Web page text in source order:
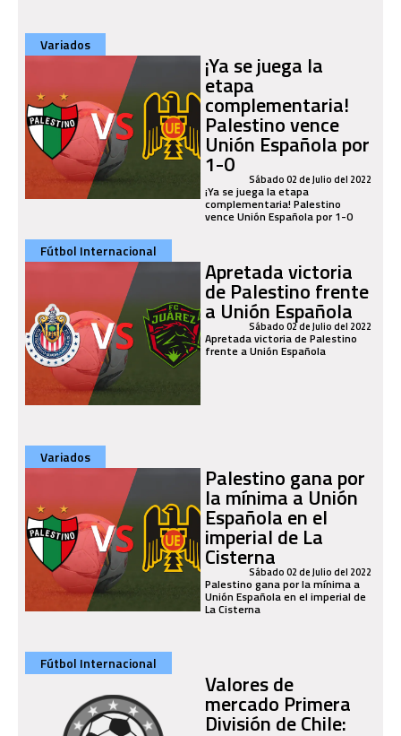
Variados
¡Ya se juega la
etapa
complementaria!
Palestino vence
Unión Española por
1-0 Sábado 02 de Julio del 2022
¡Ya se juega la etapa
complementaria! Palestino
vence Unión Española por 1-0
Fútbol Internacional
Apretada victoria
de Palestino frente
a Unión Española
Sábado 02 de Julio del 2022
Apretada victoria de Palestino
frente a Unión Española
Variados
Palestino gana por
la mínima a Unión
Española en el
imperial de La
CisternaSábado 02 de Julio del 2022
Palestino gana por la mínima a
Unión Española en el imperial de
La Cisterna
Fútbol Internacional
Valores de
mercado Primera
División de Chile: